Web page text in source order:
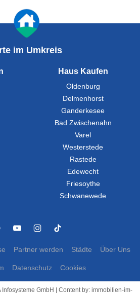
im Umkreis
Haus Kaufen
Oldenburg
Delmenhorst
Ganderkesee
Bad Zwischenahn
Varel
Westerstede
Rastede
Edewecht
Friesoythe
Schwanewede
Partner werden Städte Über Uns
Datenschutz Cookies
GmbH | Content by: immobilien-im-